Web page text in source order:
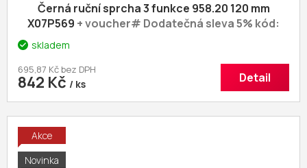
Černá ruční sprcha 3 funkce 958.20 120 mm
X07P569 + voucher# Dodatečná sleva 5% kód:
skladem
695,87 Kč bez DPH
842 Kč / ks Detail
Akce
Novinka